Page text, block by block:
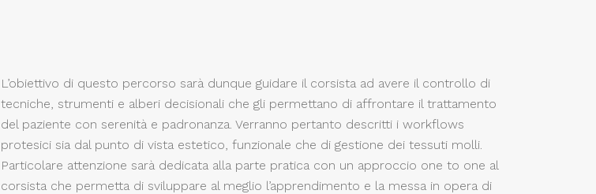
L’obiettivo di questo percorso sarà dunque guidare il corsista ad avere il controllo di
tecniche, strumenti e alberi decisionali che gli permettano di affrontare il trattamento
del paziente con serenità e padronanza. Verranno pertanto descritti i workflows
protesici sia dal punto di vista estetico, funzionale che di gestione dei tessuti molli.
Particolare attenzione sarà dedicata alla parte pratica con un approccio one to one al
corsista che permetta di sviluppare al meglio l’apprendimento e la messa in opera di